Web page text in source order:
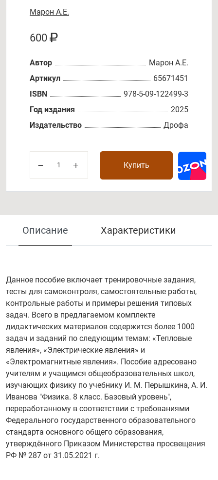
Марон А.Е.
600
Автор
Марон А.Е.
Артикул
65671451
ISBN
978-5-09-122499-3
Год издания
2025
Издательство
Дрофа
Купить
Описание Характеристики
Данное пособие включает тренировочные задания,
тесты для самоконтроля, самостоятельные работы,
контрольные работы и примеры решения типовых
задач. Всего в предлагаемом комплекте
дидактических материалов содержится более 1000
задач и заданий по следующим темам: «Тепловые
явления», «Электрические явления» и
«Электромагнитные явления». Пособие адресовано
учителям и учащимся общеобразовательных школ,
изучающих физику по учебнику И. М. Перышкина, А. И.
Иванова "Физика. 8 класс. Базовый уровень",
переработанному в соответствии с требованиями
Федерального государственного образовательного
стандарта основного общего образования,
утверждённого Приказом Министерства просвещения
РФ № 287 от 31.05.2021 г.